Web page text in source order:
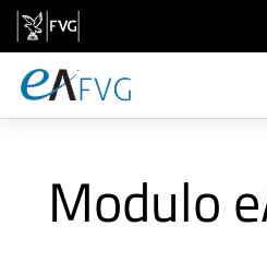
Zum Inhalt wechseln
eProcurement